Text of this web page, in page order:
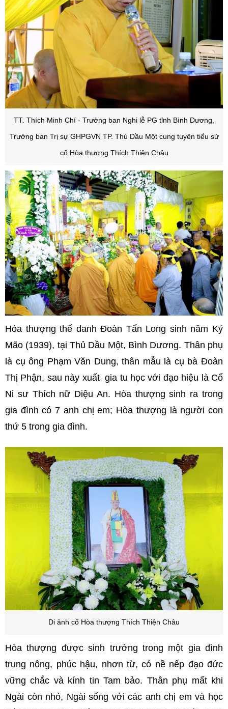
TT. Thích Minh Chí - Trưởng ban Nghi lễ PG tỉnh Bình Dương,
Trưởng ban Trị sự GHPGVN TP. Thủ Dầu Một cung tuyên tiểu sử
cố Hòa thượng Thích Thiện Châu
Hòa thượng thế danh Đoàn Tấn Long sinh năm Kỷ
Mão (1939), tại Thủ Dầu Một, Bình Dương. Thân phụ
là cụ ông Phạm Văn Dung, thân mẫu là cụ bà Đoàn
Thị Phận, sau này xuất gia tu học với đạo hiệu là Cố
Ni sư Thích nữ Diệu An. Hòa thượng sinh ra trong
gia đình có 7 anh chị em; Hòa thượng là người con
thứ 5 trong gia đình.
Di ảnh cố Hòa thượng Thích Thiện Châu
Hòa thượng được sinh trưởng trong một gia đình
trung nông, phúc hậu, nhơn từ, có nề nếp đạo đức
vững chắc và kính tin Tam bảo. Thân phụ mất khi
Ngài còn nhỏ, Ngài sống với các anh chị em và học